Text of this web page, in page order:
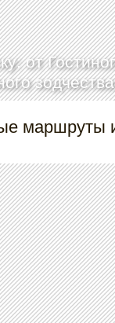
от
зодчества
маршруты